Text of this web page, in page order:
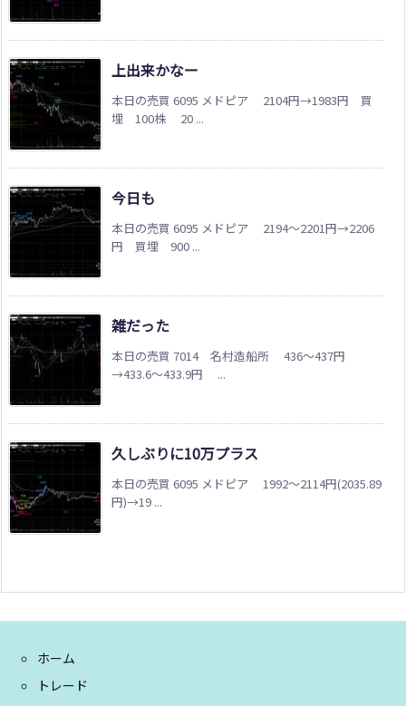
上出来かなー
本日の売買 6095 メドピア 2104円→1983円 買
埋 100株 20 ...
今日も
本日の売買 6095 メドピア 2194～2201円→2206
円 買埋 900 ...
雑だった
本日の売買 7014 名村造船所 436～437円
→433.6～433.9円 ...
久しぶりに10万プラス
本日の売買 6095 メドピア 1992～2114円(2035.89
円)→19 ...
ホーム
トレード